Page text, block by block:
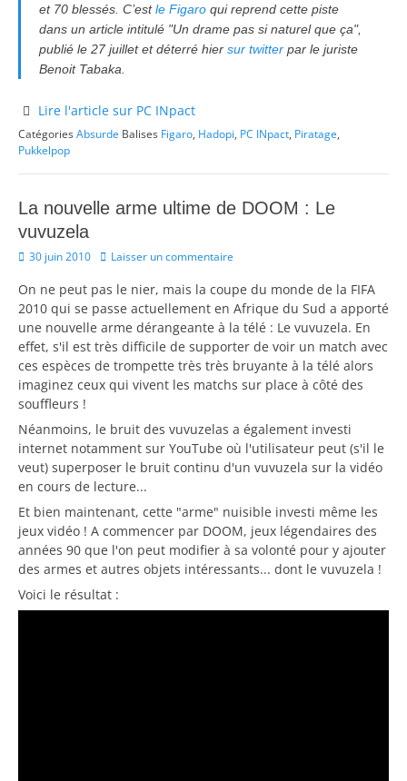
et 70 blessés. C’estle Figaroqui reprend cette piste
dans un article intitulé "Un drame pas si naturel que ça",
publié le 27 juillet et déterré hier sur twitterpar le juriste
Benoit Tabaka.
Lire l'article sur PC INpact
CatégoriesAbsurde Balises Figaro, Hadopi, PC INpact, Piratage,
Pukkelpop
La nouvelle arme ultime de DOOM : Le
vuvuzela
Posted
30 juin 2010 Laisser un commentaire
On ne peut pas le nier, mais la coupe du monde de la FIFA
2010 qui se passe actuellement en Afrique du Sud a apporté
une nouvelle arme dérangeante à la télé : Le vuvuzela. En
effet, s'il est très difficile de supporter de voir un match avec
ces espèces de trompette très très bruyante à la télé alors
imaginez ceux qui vivent les matchs sur place à côté des
souffleurs !
Néanmoins, le bruit des vuvuzelas a également investi
internet notamment sur YouTube où l'utilisateur peut (s'il le
veut) superposer le bruit continu d'un vuvuzela sur la vidéo
en cours de lecture...
Et bien maintenant, cette "arme" nuisible investi même les
jeux vidéo ! A commencer par DOOM, jeux légendaires des
années 90 que l'on peut modifier à sa volonté pour y ajouter
des armes et autres objets intéressants... dont le vuvuzela !
Voici le résultat :